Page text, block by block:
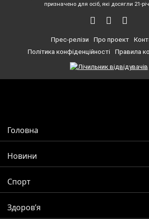
призначено для осіб, які досягли 21-
Прес-релізи Про проект
Політика конфіденційності
Правила
Головна
Новини
Спорт
Здоров’я